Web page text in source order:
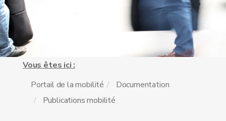
Vous êtes ici :
Portail de la mobilité
Documentation
Publications mobilité